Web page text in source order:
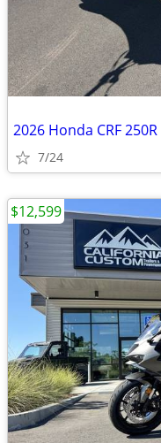
2026 Honda CRF 250R
7/24
$12,599